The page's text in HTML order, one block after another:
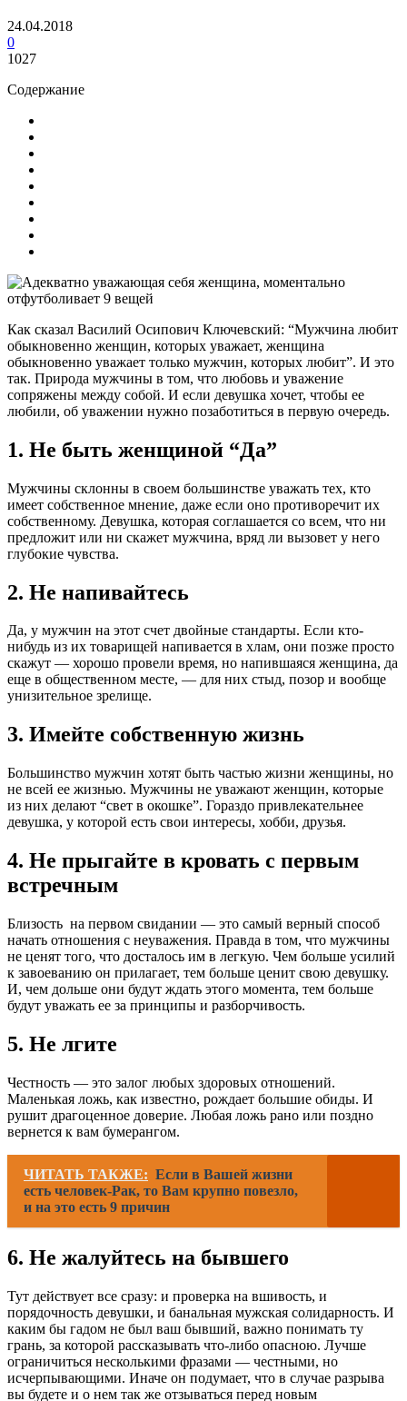
24.04.2018
0
1027
Содержание
Как сказал Василий Осипович Ключевский: “Мужчина любит
обыкновенно женщин, которых уважает, женщина
обыкновенно уважает только мужчин, которых любит”. И это
так. Природа мужчины в том, что любовь и уважение
сопряжены между собой. И если девушка хочет, чтобы ее
любили, об уважении нужно позаботиться в первую очередь.
1. Не быть женщиной “Да”
Мужчины склонны в своем большинстве уважать тех, кто
имеет собственное мнение, даже если оно противоречит их
собственному. Девушка, которая соглашается со всем, что ни
предложит или ни скажет мужчина, вряд ли вызовет у него
глубокие чувства.
2. Не напивайтесь
Да, у мужчин на этот счет двойные стандарты. Если кто-
нибудь из их товарищей напивается в хлам, они позже просто
скажут — хорошо провели время, но напившаяся женщина, да
еще в общественном месте, — для них стыд, позор и вообще
унизительное зрелище.
3. Имейте собственную жизнь
Большинство мужчин хотят быть частью жизни женщины, но
не всей ее жизнью. Мужчины не уважают женщин, которые
из них делают “свет в окошке”. Гораздо привлекательнее
девушка, у которой есть свои интересы, хобби, друзья.
4. Не прыгайте в кровать с первым
встречным
Близость на первом свидании — это самый верный способ
начать отношения с неуважения. Правда в том, что мужчины
не ценят того, что досталось им в легкую. Чем больше усилий
к завоеванию он прилагает, тем больше ценит свою девушку.
И, чем дольше они будут ждать этого момента, тем больше
будут уважать ее за принципы и разборчивость.
5. Не лгите
Честность — это залог любых здоровых отношений.
Маленькая ложь, как известно, рождает большие обиды. И
рушит драгоценное доверие. Любая ложь рано или поздно
вернется к вам бумерангом.
ЧИТАТЬ ТАКЖЕ: Если в Вашей жизни
есть человек-Рак, то Вам крупно повезло,
и на это есть 9 причин
6. Не жалуйтесь на бывшего
Тут действует все сразу: и проверка на вшивость, и
порядочность девушки, и банальная мужская солидарность. И
каким бы гадом не был ваш бывший, важно понимать ту
грань, за которой рассказывать что-либо опасною. Лучше
ограничиться несколькими фразами — честными, но
исчерпывающими. Иначе он подумает, что в случае разрыва
вы будете и о нем так же отзываться перед новым